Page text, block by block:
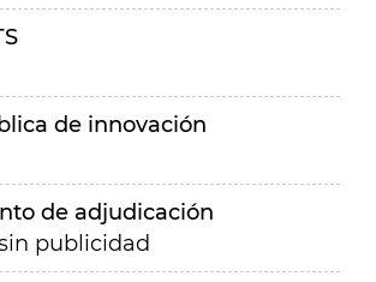
de innovación
de adjudicación
publicidad